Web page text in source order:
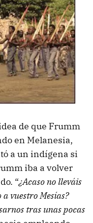
de que Frumm
en Melanesia,
a un indígena si
iba a volver
“¿Acaso no lleváis
vuestro Mesías?
tras unas pocas